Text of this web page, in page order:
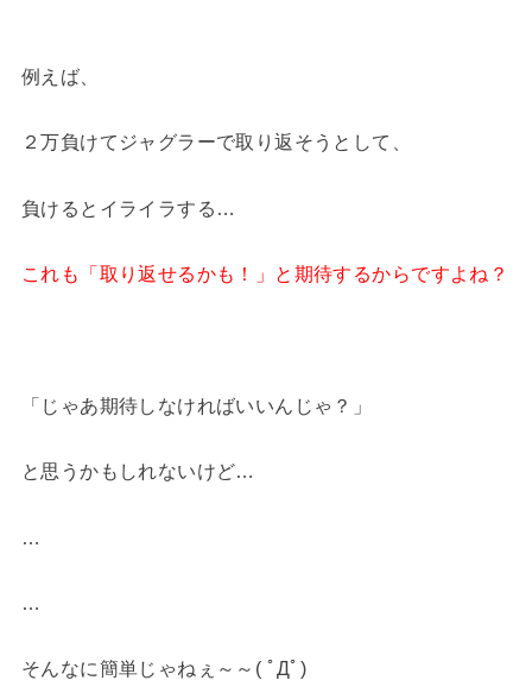
例えば、
２万負けてジャグラーで取り返そうとして、
負けるとイライラする…
これも「取り返せるかも！」と期待するからですよね？
「じゃあ期待しなければいいんじゃ？」
と思うかもしれないけど…
…
そんなに簡単じゃねぇ～～( ﾟДﾟ)